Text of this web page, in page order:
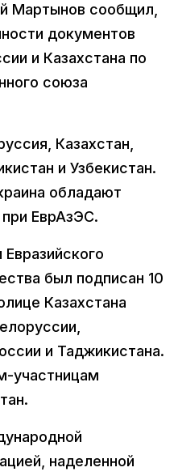
Мартынов сообщил,
документов
и Казахстана по
союза
Казахстан,
и Узбекистан.
обладают
ЕврАзЭС.
был подписан 10
Казахстана
и Таджикистана.
участницам
наделенной